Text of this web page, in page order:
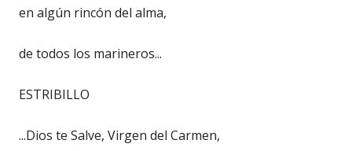
en algún rincón del alma,
de todos los marineros...
ESTRIBILLO
...Dios te Salve, Virgen del Carmen,